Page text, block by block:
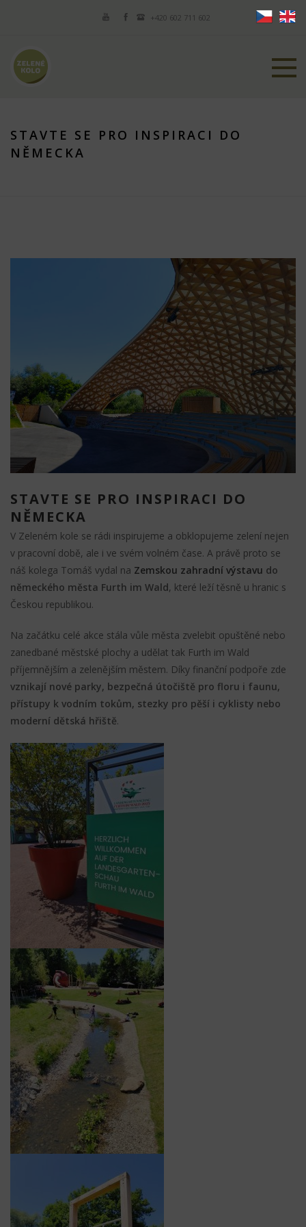
+420 602 711 602
STAVTE SE PRO INSPIRACI DO
NĚMECKA
STAVTE SE PRO INSPIRACI DO
NĚMECKA
V Zeleném kole se rádi inspirujeme a obklopujeme zelení nejen
v pracovní době, ale i ve svém volném čase. A právě proto se
náš kolega Tomáš vydal na Zemskou zahradní výstavu do
německého města Furth im Wald, které leží těsně u hranic s
Českou republikou.
Na začátku celé akce stála vůle města zvelebit opuštěné nebo
zanedbané městské plochy a udělat tak Furth im Wald
příjemnějším a zelenějším městem. Díky finanční podpoře zde
vznikají nové parky, bezpečná útočiště pro floru i faunu,
přístupy k vodním tokům, stezky pro pěší i cyklisty nebo
moderní dětská hřiště.